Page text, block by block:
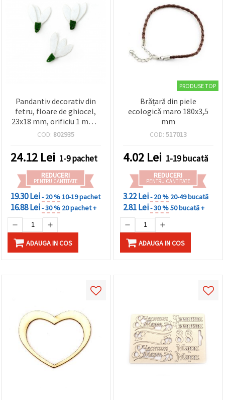
Pandantiv decorativ din
fetru, floare de ghiocel,
23x18 mm, orificiu 1 mm -
set 10 bucăți
COD: 802935
24.12 Lei 1-9 pachet
REDUCERI
PENTRU CANTITATE
19.30 Lei- 20 %10-19 pachet
16.88 Lei- 30 % 20 pachet +
ADAUGA IN COS
PRODUSE TOP
Brățară din piele
ecologică maro 180x3,5
mm
COD: 517013
4.02 Lei 1-19 bucată
REDUCERI
PENTRU CANTITATE
3.22 Lei- 20 % 20-49 bucată
2.81 Lei- 30 %50 bucată +
ADAUGA IN COS